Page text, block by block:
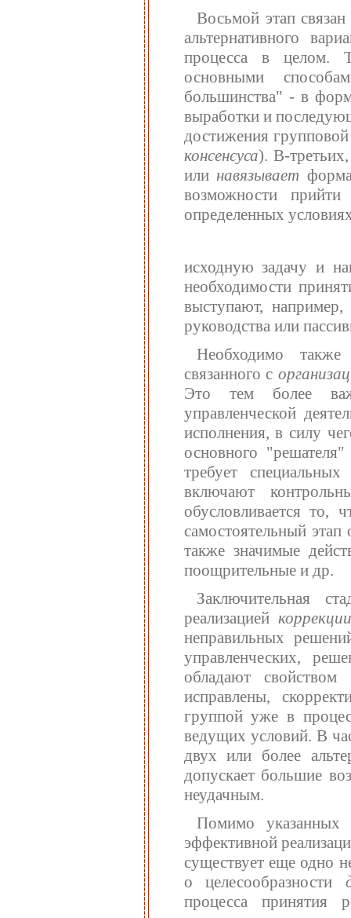
Восьмой этап
альтернативного
процесса в целом.
основными
большинства" - в
выработки и
достижения
консенсуса). В-
или навязывает
возможности
определенных
исходную задачу и
необходимости
выступают,
руководства или
Необходимо также
связанного с
Это тем более
управленческой
исполнения, в силу
основного
требует
включают
обусловливается то,
самостоятельный
также значимые
поощрительные и др.
Заключительная
реализацией коррекции
неправильных
управленческих,
обладают свойством
исправлены,
группой уже в
ведущих условий. В
двух или более
допускает большие
неудачным.
Помимо указанных
эффективной
существует еще одно
о целесообразности
процесса принятия